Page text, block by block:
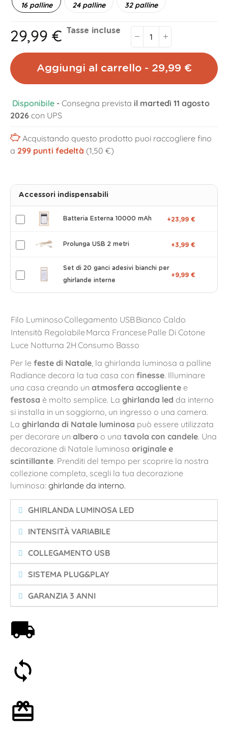
16 palline 24 palline 32 palline
29,99 € Tasse incluse
Aggiungi al carrello - 29,99 €
Disponibile - Consegna prevista il martedì 11 agosto
2026 con UPS
Acquistando questo prodotto puoi raccogliere fino
a 299 punti fedeltà (1,50 €)
Accessori indispensabili
Batteria Esterna 10000 mAh +23,99 €
Prolunga USB 2 metri +3,99 €
Set di 20 ganci adesivi bianchi per
ghirlande interne
+9,99 €
Filo LuminosoCollegamento USBBianco Caldo
Intensità Regolabile Marca Francese Palle Di Cotone
Luce Notturna 2H Consumo Basso
Per le feste di Natale, la ghirlanda luminosa a palline
Radiance decora la tua casa con finesse. Illuminare
una casa creando un atmosfera accogliente e
festosa è molto semplice. La ghirlanda led da interno
si installa in un soggiorno, un ingresso o una camera.
La ghirlanda di Natale luminosa può essere utilizzata
per decorare un albero o una tavola con candele. Una
decorazione di Natale luminosa originale e
scintillante. Prenditi del tempo per scoprire la nostra
collezione completa, scegli la tua decorazione
luminosa: ghirlande da interno.
GHIRLANDA LUMINOSA LED
INTENSITÀ VARIABILE
COLLEGAMENTO USB
SISTEMA PLUG&PLAY
GARANZIA 3 ANNI